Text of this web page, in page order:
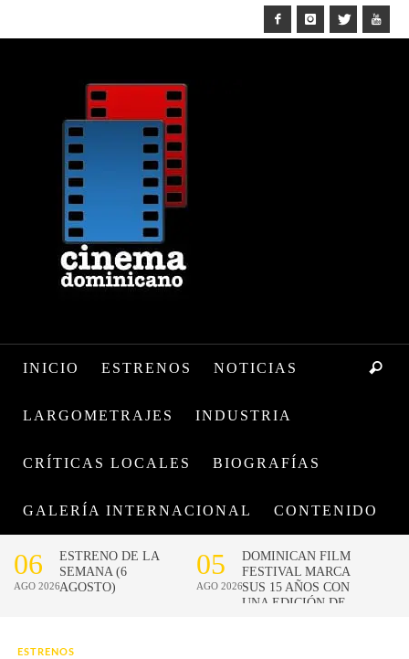
INICIO ESTRENOS NOTICIAS
LARGOMETRAJES INDUSTRIA
CRÍTICAS LOCALES BIOGRAFÍAS
GALERÍA INTERNACIONAL CONTENIDO
ESTRENOS